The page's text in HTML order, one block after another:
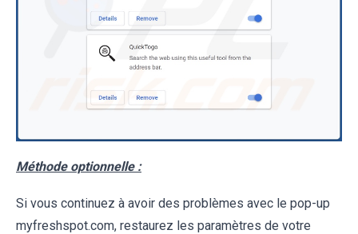
Méthode optionnelle :
Si vous continuez à avoir des problèmes avec le pop-up
myfreshspot.com, restaurez les paramètres de votre